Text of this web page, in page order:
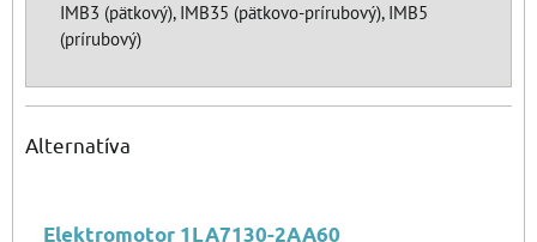
IMB3 (pätkový), IMB35 (pätkovo-prírubový), IMB5
(prírubový)
Alternatíva
Elektromotor 1LA7130-2AA60